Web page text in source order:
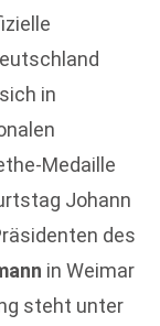
in
Medaille
Johann
des
in Weimar
steht unter